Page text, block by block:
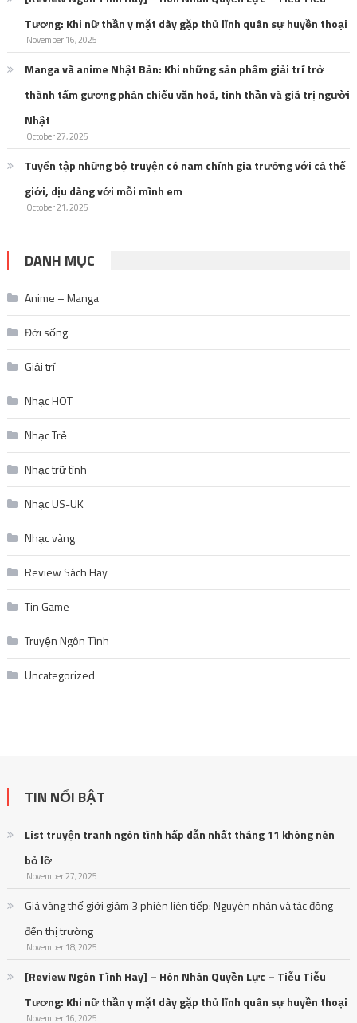
Tương: Khi nữ thần y mặt dày gặp thủ lĩnh quân sự huyền thoại
November 16, 2025
Manga và anime Nhật Bản: Khi những sản phẩm giải trí trở
thành tấm gương phản chiếu văn hoá, tinh thần và giá trị người
Nhật
October 27, 2025
Tuyển tập những bộ truyện có nam chính gia trưởng với cả thế
giới, dịu dàng với mỗi mình em
October 21, 2025
DANH MỤC
Anime – Manga
Đời sống
Giải trí
Nhạc HOT
Nhạc Trẻ
Nhạc trữ tình
Nhạc US-UK
Nhạc vàng
Review Sách Hay
Tin Game
Truyện Ngôn Tình
Uncategorized
TIN NỔI BẬT
List truyện tranh ngôn tình hấp dẫn nhất tháng 11 không nên
bỏ lỡ
November 27, 2025
Giá vàng thế giới giảm 3 phiên liên tiếp: Nguyên nhân và tác động
đến thị trường
November 18, 2025
[Review Ngôn Tình Hay] – Hôn Nhân Quyền Lực – Tiễu Tiễu
Tương: Khi nữ thần y mặt dày gặp thủ lĩnh quân sự huyền thoại
November 16, 2025